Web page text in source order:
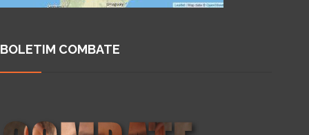
BOLETIM COMBATE